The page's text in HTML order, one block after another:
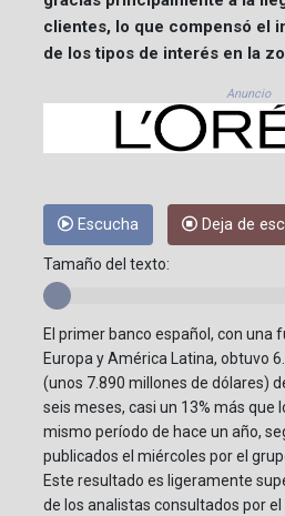
clientes, lo que compensó el
de los tipos de interés en la
Anuncio
Escucha Deja de
Tamaño del texto:
El primer banco español, con una
Europa y América Latina, obtuvo
(unos 7.890 millones de dólares)
seis meses, casi un 13% más que
mismo período de hace un año,
publicados el miércoles por el
Este resultado es ligeramente
de los analistas consultados por